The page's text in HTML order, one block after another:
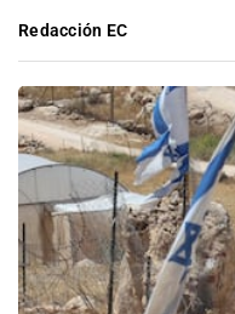
Redacción EC